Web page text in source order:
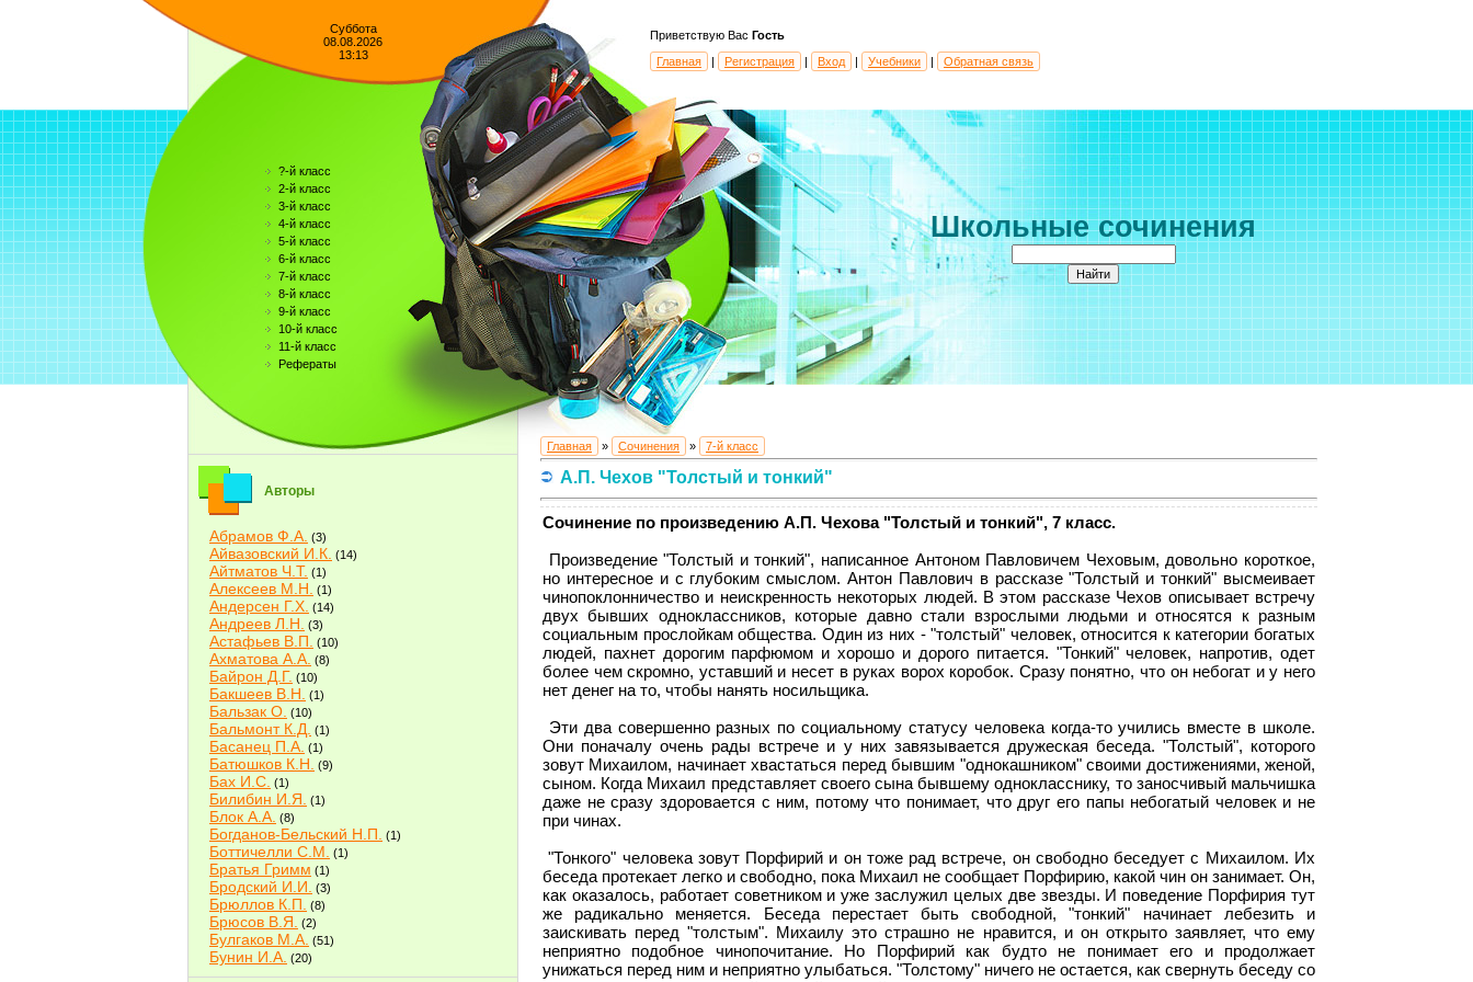
Суббота
08.08.2026
13:13
?-й класс
2-й класс
3-й класс
4-й класс
5-й класс
6-й класс
7-й класс
8-й класс
9-й класс
10-й класс
11-й класс
Рефераты
Авторы
Абрамов Ф.А. (3)
Айвазовский И.К. (14)
Айтматов Ч.Т. (1)
Алексеев М.Н. (1)
Андерсен Г.Х. (14)
Андреев Л.Н. (3)
Астафьев В.П. (10)
Ахматова А.А. (8)
Байрон Д.Г. (10)
Бакшеев В.Н. (1)
Бальзак О. (10)
Бальмонт К.Д. (1)
Басанец П.А. (1)
Батюшков К.Н. (9)
Бах И.С. (1)
Билибин И.Я. (1)
Блок А.А. (8)
Богданов-Бельский Н.П. (1)
Боттичелли С.М. (1)
Братья Гримм (1)
Бродский И.И. (3)
Брюллов К.П. (8)
Брюсов В.Я. (2)
Булгаков М.А. (51)
Бунин И.А. (20)
Быков В.В.(2)
Приветствую Вас Гость
Главная
| Регистрация | Вход | Учебники | Обратная связь
Школьные сочинения
Главная » Сочинения » 7-й класс
А.П. Чехов "Толстый и тонкий"
Сочинение по произведению А.П. Чехова "Толстый и тонкий", 7 класс.
Произведение "Толстый и тонкий", написанное Антоном Павловичем Чеховым, довольно короткое,
но интересное и с глубоким смыслом. Антон Павлович в рассказе "Толстый и тонкий" высмеивает
чинопоклонничество и неискренность некоторых людей. В этом рассказе Чехов описывает встречу
двух бывших одноклассников, которые давно стали взрослыми людьми и относятся к разным
социальным прослойкам общества. Один из них - "толстый" человек, относится к категории богатых
людей, пахнет дорогим парфюмом и хорошо и дорого питается. "Тонкий" человек, напротив, одет
более чем скромно, уставший и несет в руках ворох коробок. Сразу понятно, что он небогат и у него
нет денег на то, чтобы нанять носильщика.
Эти два совершенно разных по социальному статусу человека когда-то учились вместе в школе.
Они поначалу очень рады встрече и у них завязывается дружеская беседа. "Толстый", которого
зовут Михаилом, начинает хвастаться перед бывшим "однокашником" своими достижениями, женой,
сыном. Когда Михаил представляет своего сына бывшему однокласснику, то заносчивый мальчишка
даже не сразу здоровается с ним, потому что понимает, что друг его папы небогатый человек и не
при чинах.
"Тонкого" человека зовут Порфирий и он тоже рад встрече, он свободно беседует с Михаилом. Их
беседа протекает легко и свободно, пока Михаил не сообщает Порфирию, какой чин он занимает. Он,
как оказалось, работает советником и уже заслужил целых две звезды. И поведение Порфирия тут
же радикально меняется. Беседа перестает быть свободной, "тонкий" начинает лебезить и
заискивать перед "толстым". Михаилу это страшно не нравится, и он открыто заявляет, что ему
неприятно подобное чинопочитание. Но Порфирий как будто не понимает его и продолжает
унижаться перед ним и неприятно улыбаться. "Толстому" ничего не остается, как свернуть беседу со